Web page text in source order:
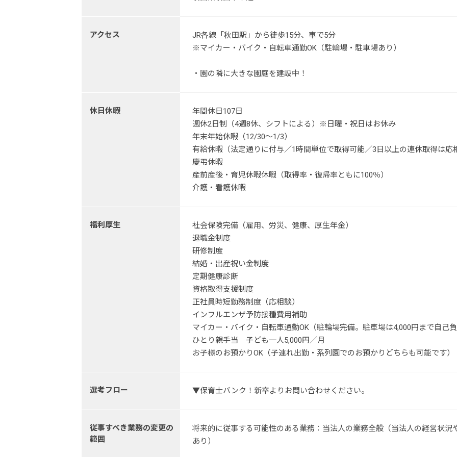
アクセス
JR各線「秋田駅」から徒歩15分、車で5分
※マイカー・バイク・自転車通勤OK（駐輪場・駐車場あり）
・園の隣に大きな園庭を建設中！
休日休暇
年間休日107日
週休2日制（4週8休、シフトによる）※日曜・祝日はお休み
年末年始休暇（12/30～1/3）
有給休暇（法定通りに付与／1時間単位で取得可能／3日以上の連休取得は応
慶弔休暇
産前産後・育児休暇休暇（取得率・復帰率ともに100％）
介護・看護休暇
福利厚生
社会保険完備（雇用、労災、健康、厚生年金）
退職金制度
研修制度
結婚・出産祝い金制度
定期健康診断
資格取得支援制度
正社員時短勤務制度（応相談）
インフルエンザ予防接種費用補助
マイカー・バイク・自転車通勤OK（駐輪場完備。駐車場は4,000円まで自己
ひとり親手当 子ども一人5,000円／月
お子様のお預かりOK（子連れ出勤・系列園でのお預かりどちらも可能です）
選考フロー ▼保育士バンク！新卒よりお問い合わせください。
従事すべき業務の変更の
範囲
将来的に従事する可能性のある業務：当法人の業務全般（当法人の経営状
あり）